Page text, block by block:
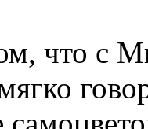
что с